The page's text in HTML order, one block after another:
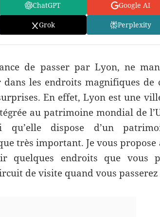
ChatGPT Google AI
Grok Perplexity
de passer par Lyon, ne
dans les endroits magnifiques
En effet, Lyon est une
au patrimoine mondial de
qu’elle dispose d’un
très important. Je vous propose
quelques endroits que vous
de visite quand vous